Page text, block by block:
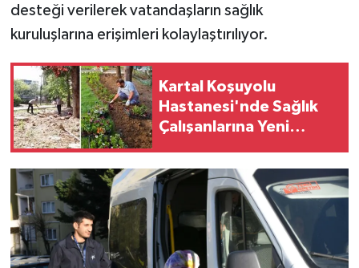
desteği verilerek vatandaşların sağlık
kuruluşlarına erişimleri kolaylaştırılıyor.
Kartal Koşuyolu
Hastanesi'nde Sağlık
Çalışanlarına Yeni
Alanı